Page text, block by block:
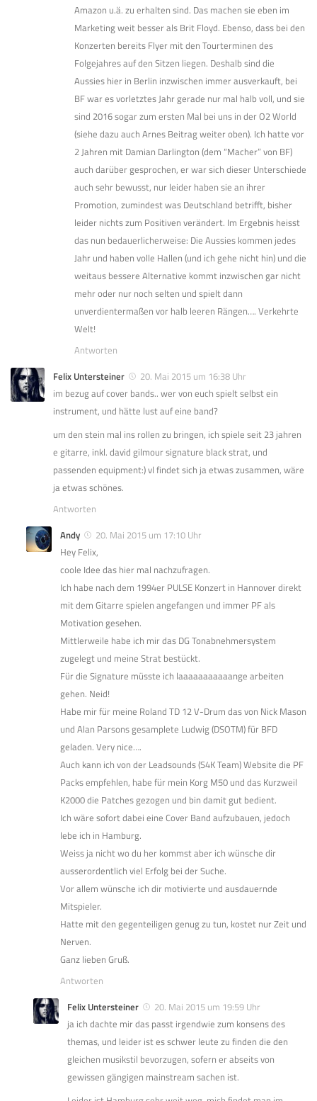
Amazon u.ä. zu erhalten sind. Das machen sie eben im
Marketing weit besser als Brit Floyd. Ebenso, dass bei den
Konzerten bereits Flyer mit den Tourterminen des
Folgejahres auf den Sitzen liegen. Deshalb sind die
Aussies hier in Berlin inzwischen immer ausverkauft, bei
BF war es vorletztes Jahr gerade nur mal halb voll, und sie
sind 2016 sogar zum ersten Mal bei uns in der O2 World
(siehe dazu auch Arnes Beitrag weiter oben). Ich hatte vor
2 Jahren mit Damian Darlington (dem “Macher” von BF)
auch darüber gesprochen, er war sich dieser Unterschiede
auch sehr bewusst, nur leider haben sie an ihrer
Promotion, zumindest was Deutschland betrifft, bisher
leider nichts zum Positiven verändert. Im Ergebnis heisst
das nun bedauerlicherweise: Die Aussies kommen jedes
Jahr und haben volle Hallen (und ich gehe nicht hin) und die
weitaus bessere Alternative kommt inzwischen gar nicht
mehr oder nur noch selten und spielt dann
unverdientermaßen vor halb leeren Rängen…. Verkehrte
Welt!
Antworten
Felix Untersteiner
20. Mai 2015 um 16:38 Uhr
im bezug auf cover bands.. wer von euch spielt selbst ein
instrument, und hätte lust auf eine band?
um den stein mal ins rollen zu bringen, ich spiele seit 23 jahren
e gitarre, inkl. david gilmour signature black strat, und
passenden equipment:) vl findet sich ja etwas zusammen, wäre
ja etwas schönes.
Antworten
Andy
20. Mai 2015 um 17:10 Uhr
Hey Felix,
coole Idee das hier mal nachzufragen.
Ich habe nach dem 1994er PULSE Konzert in Hannover direkt
mit dem Gitarre spielen angefangen und immer PF als
Motivation gesehen.
Mittlerweile habe ich mir das DG Tonabnehmersystem
zugelegt und meine Strat bestückt.
Für die Signature müsste ich laaaaaaaaaaange arbeiten
gehen. Neid!
Habe mir für meine Roland TD 12 V-Drum das von Nick Mason
und Alan Parsons gesamplete Ludwig (DSOTM) für BFD
geladen. Very nice….
Auch kann ich von der Leadsounds (S4K Team) Website die PF
Packs empfehlen, habe für mein Korg M50 und das Kurzweil
K2000 die Patches gezogen und bin damit gut bedient.
Ich wäre sofort dabei eine Cover Band aufzubauen, jedoch
lebe ich in Hamburg.
Weiss ja nicht wo du her kommst aber ich wünsche dir
ausserordentlich viel Erfolg bei der Suche.
Vor allem wünsche ich dir motivierte und ausdauernde
Mitspieler.
Hatte mit den gegenteiligen genug zu tun, kostet nur Zeit und
Nerven.
Ganz lieben Gruß.
Antworten
Felix Untersteiner
20. Mai 2015 um 19:59 Uhr
ja ich dachte mir das passt irgendwie zum konsens des
themas, und leider ist es schwer leute zu finden die den
gleichen musikstil bevorzugen, sofern er abseits von
gewissen gängigen mainstream sachen ist.